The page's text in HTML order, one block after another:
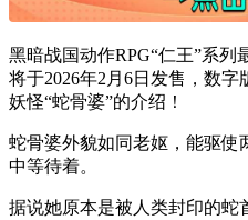
黑暗战国动作RPG“仁王”系列
将于2026年2月6日发售，数
妖怪“蛇骨婆”的介绍！
蛇骨婆外貌如同老妪，能驱使
中等待着。
据说她原本是被人类封印的蛇